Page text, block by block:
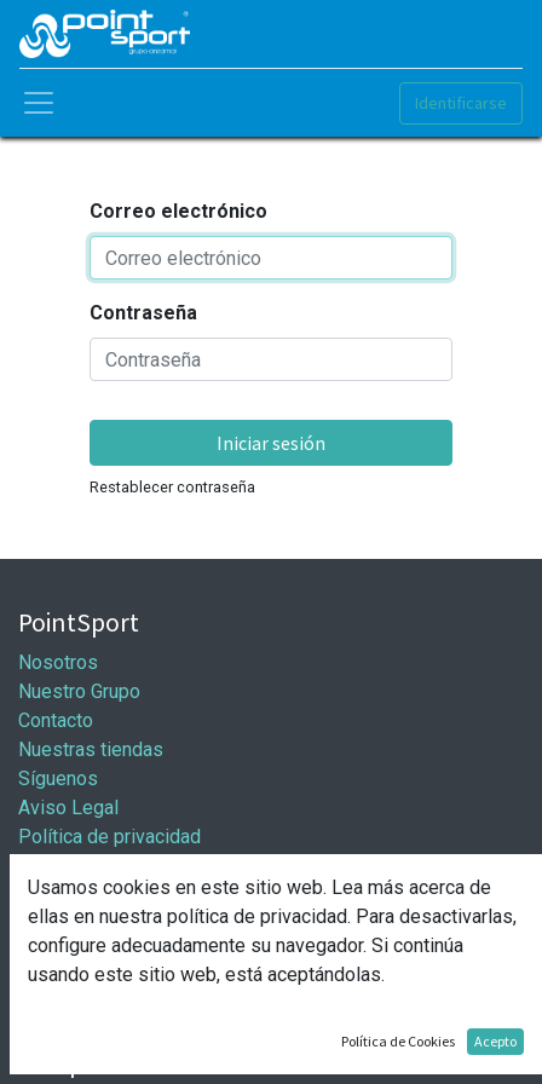
Identificarse
Correo electrónico
Contraseña
Iniciar sesión
Restablecer contraseña
PointSport
Nosotros
Nuestro Grupo
Contacto
Nuestras tiendas
Síguenos
Aviso Legal
Política de privacidad
Información / Franquicias
Abre tu tienda
Pasos para abrir tu tienda
Usamos cookies en este sitio web. Lea más acerca de
ellas en nuestra política de privacidad. Para desactivarlas,
configure adecuadamente su navegador. Si continúa
usando este sitio web, está aceptándolas.
Política de Cookies Acepto